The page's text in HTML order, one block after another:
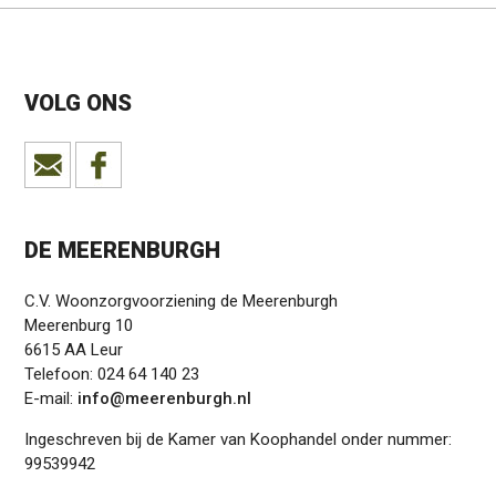
VOLG ONS
DE MEERENBURGH
C.V. Woonzorgvoorziening de Meerenburgh
Meerenburg 10
6615 AA Leur
Telefoon: 024 64 140 23
E-mail: info@meerenburgh.nl
Ingeschreven bij de Kamer van Koophandel onder nummer:
99539942